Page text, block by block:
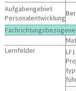
Auf­ga­ben­ge­biet
Personalentwicklung
Lern­fel­der
LF1